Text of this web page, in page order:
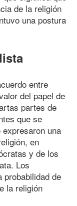
de la religión
una postura
entre
del papel de
partes de
que se
una
en
y de los
Los
de
la religión